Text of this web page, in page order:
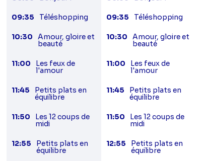
09:35 Téléshopping
10:30 Amour, gloire et
beauté
11:00 Les feux de
l'amour
11:45 Petits plats en
équilibre
11:50 Les 12 coups de
midi
12:55 Petits plats en
équilibre
09:35 Téléshopping
10:30 Amour, gloire et
beauté
11:00 Les feux de
l'amour
11:45 Petits plats en
équilibre
11:50 Les 12 coups de
midi
12:55 Petits plats en
équilibre